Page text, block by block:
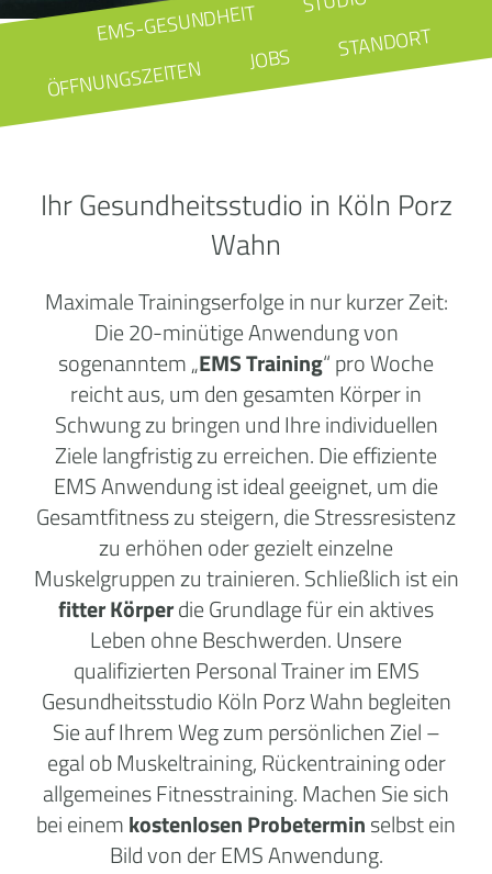
EMS-GESUNDHEIT
ÖFFNUNGSZEITEN JOBS STANDORT
Ihr Gesundheitsstudio in Köln Porz
Wahn
Maximale Trainingserfolge in nur kurzer Zeit:
Die 20-minütige Anwendung von
sogenanntem „EMS Training“ pro Woche
reicht aus, um den gesamten Körper in
Schwung zu bringen und Ihre individuellen
Ziele langfristig zu erreichen. Die effiziente
EMS Anwendung ist ideal geeignet, um die
Gesamtfitness zu steigern, die Stressresistenz
zu erhöhen oder gezielt einzelne
Muskelgruppen zu trainieren. Schließlich ist ein
fitter Körperdie Grundlage für ein aktives
Leben ohne Beschwerden. Unsere
qualifizierten Personal Trainer im EMS
Gesundheitsstudio Köln Porz Wahn begleiten
Sie auf Ihrem Weg zum persönlichen Ziel –
egal ob Muskeltraining, Rückentraining oder
allgemeines Fitnesstraining. Machen Sie sich
bei einemkostenlosen Probeterminselbst ein
Bild von der EMS Anwendung.